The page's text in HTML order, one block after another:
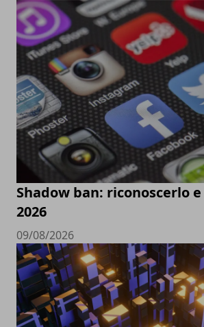
Shadow ban: riconoscerlo
2026
09/08/2026